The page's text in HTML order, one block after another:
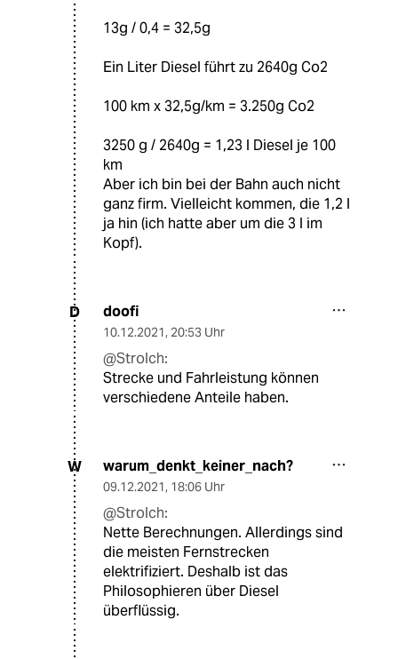
13g / 0,4 = 32,5g
Ein Liter Diesel führt zu 2640g Co2
100 km x 32,5g/km = 3.250g Co2
3250 g / 2640g = 1,23 l Diesel je 100
km
Aber ich bin bei der Bahn auch nicht
ganz firm. Vielleicht kommen, die 1,2 l
ja hin (ich hatte aber um die 3 l im
Kopf).
D doofi
10.12.2021, 20:53 Uhr
@Strolch:
Strecke und Fahrleistung können
verschiedene Anteile haben.
W warum_denkt_keiner_nach?
09.12.2021, 18:06 Uhr
@Strolch:
Nette Berechnungen. Allerdings sind
die meisten Fernstrecken
elektrifiziert. Deshalb ist das
Philosophieren über Diesel
überflüssig.